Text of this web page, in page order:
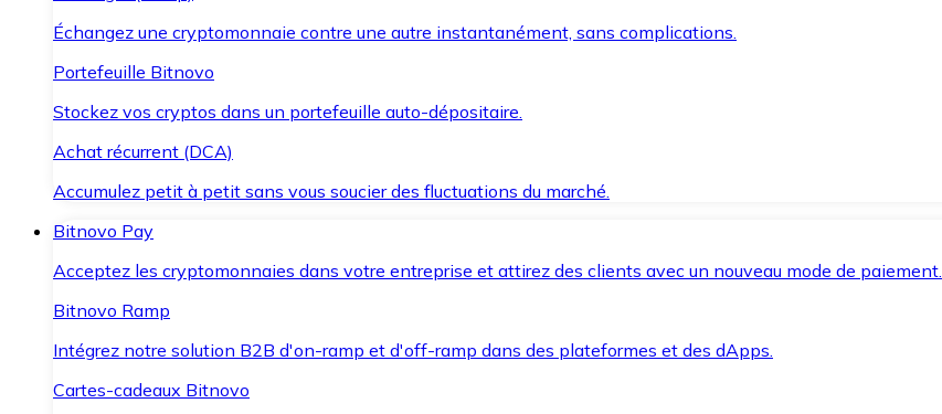
Échangez une cryptomonnaie contre une autre instantanément, sans complications.
Portefeuille Bitnovo
Stockez vos cryptos dans un portefeuille auto-dépositaire.
Achat récurrent (DCA)
Accumulez petit à petit sans vous soucier des fluctuations du marché.
Bitnovo Pay
Acceptez les cryptomonnaies dans votre entreprise et attirez des clients avec un nouveau mode de paiement.
Bitnovo Ramp
Intégrez notre solution B2B d'on-ramp et d'off-ramp dans des plateformes et des dApps.
Cartes-cadeaux Bitnovo